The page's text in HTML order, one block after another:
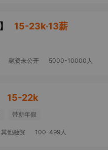
】 15-23k·13薪
融资未公开 5000-10000人
15-22k
带薪年假
其他融资 100-499人